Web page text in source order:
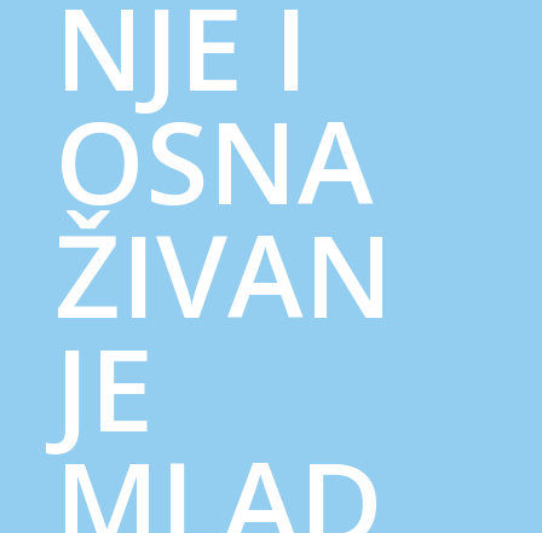
NJE I
OSNA
ŽIVAN
JE
MLAD